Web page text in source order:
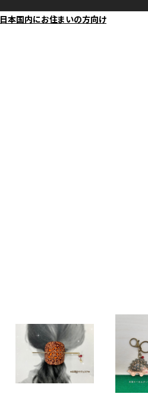
日本国内にお住まいの方向け